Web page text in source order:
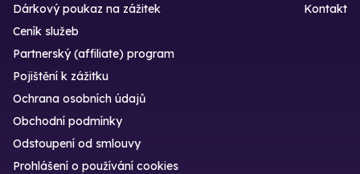
Dárkový poukaz na zážitek
Kontakt
Ceník služeb
Partnerský (affiliate) program
Pojištění k zážitku
Ochrana osobních údajů
Obchodní podmínky
Odstoupení od smlouvy
Prohlášení o používání cookies